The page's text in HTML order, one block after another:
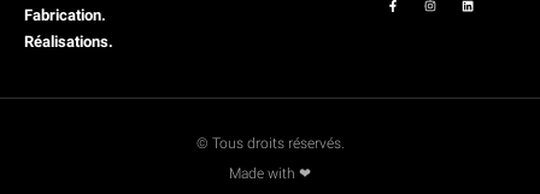
Fabrication.
Réalisations.
a
n
i
© Tous droits réservés.
Made with ❤